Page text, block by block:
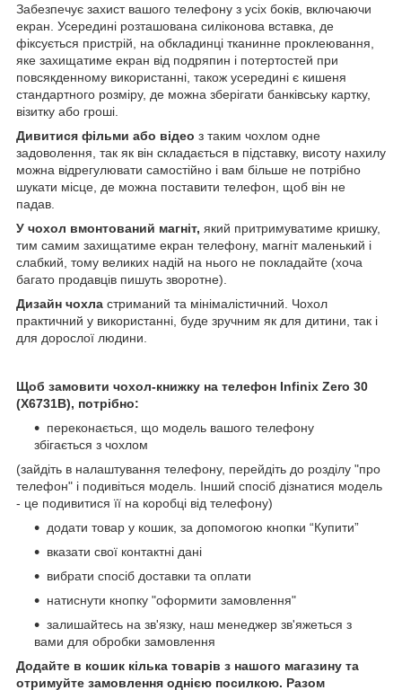
Забезпечує захист вашого телефону з усіх боків, включаючи
екран. Усередині розташована силіконова вставка, де
фіксується пристрій, на обкладинці тканинне проклеювання,
яке захищатиме екран від подряпин і потертостей при
повсякденному використанні, також усередині є кишеня
стандартного розміру, де можна зберігати банківську картку,
візитку або гроші.
Дивитися фільми або відео з таким чохлом одне
задоволення, так як він складається в підставку, висоту нахилу
можна відрегулювати самостійно і вам більше не потрібно
шукати місце, де можна поставити телефон, щоб він не
падав.
У чохол вмонтований магніт, який притримуватиме кришку,
тим самим захищатиме екран телефону, магніт маленький і
слабкий, тому великих надій на нього не покладайте (хоча
багато продавців пишуть зворотне).
Дизайн чохла стриманий та мінімалістичний. Чохол
практичний у використанні, буде зручним як для дитини, так і
для дорослої людини.
Щоб замовити чохол-книжку на телефон Infinix Zero 30
(X6731B), потрібно:
переконається, що модель вашого телефону
збігається з чохлом
(зайдіть в налаштування телефону, перейдіть до розділу "про
телефон" і подивіться модель. Інший спосіб дізнатися модель
- це подивитися її на коробці від телефону)
додати товар у кошик, за допомогою кнопки “Купити”
вказати свої контактні дані
вибрати спосіб доставки та оплати
натиснути кнопку "оформити замовлення"
залишайтесь на зв'язку, наш менеджер зв'яжеться з
вами для обробки замовлення
Додайте в кошик кілька товарів з нашого магазину та
отримуйте замовлення однією посилкою. Разом